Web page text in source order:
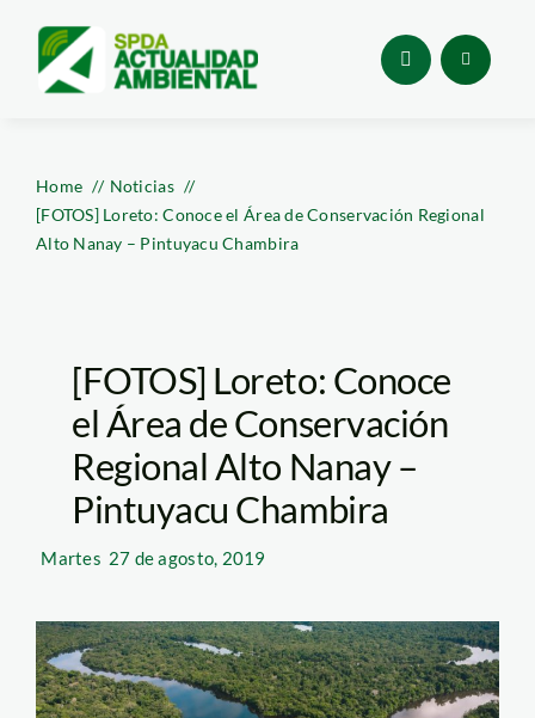
content
Home
Noticias
[FOTOS] Loreto: Conoce el Área de Conservación Regional
Alto Nanay – Pintuyacu Chambira
[FOTOS] Loreto: Conoce
el Área de Conservación
Regional Alto Nanay –
Pintuyacu Chambira
Martes 27 de agosto, 2019